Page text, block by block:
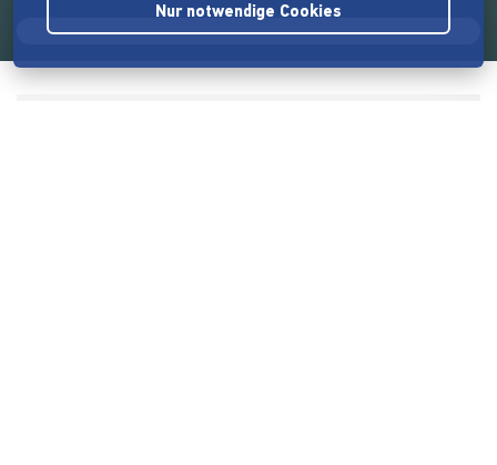
Nur notwendige Cookies